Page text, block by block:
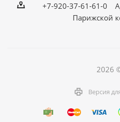
+7-920-37-61-61-0
Парижской
2026
Версия